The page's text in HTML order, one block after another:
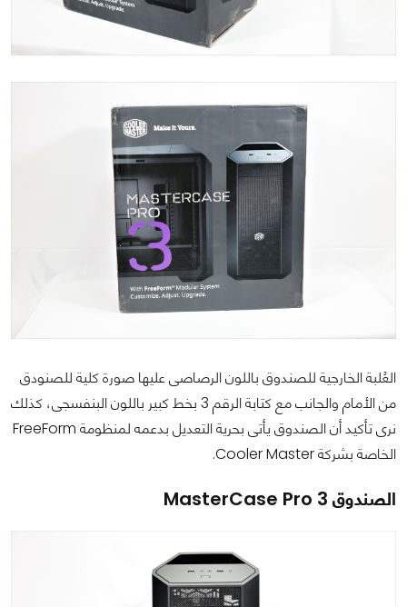
العُلبة الخارجية للصندوق باللون الرصاصى عليها صورة كلية للصنودق
من الأمام والجانب مع كتابة الرقم 3 بخط كبير باللون البنفسجى، كذلك
نرى تأكيد أن الصندوق يأتى بحرية التعديل بدعمه لمنظومة FreeForm
الخاصة بشركة Cooler Master.
الصندوق MasterCase Pro 3